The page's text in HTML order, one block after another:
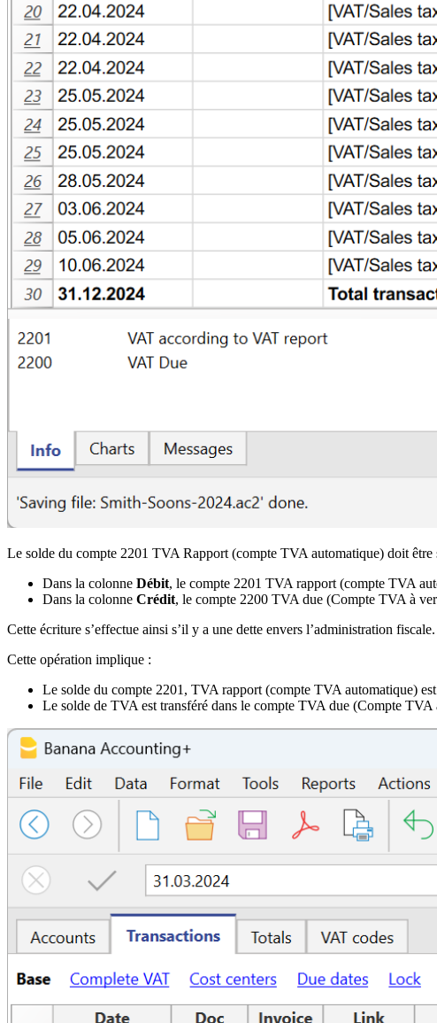
Le solde du compte 2201 TVA Rapport (compte TVA automatique) doit
Dans la colonne Débit, le compte 2201 TVA rapport (compte TVA
Dans la colonne Crédit, le compte 2200 TVA due (Compte TVA à
Cette écriture s’effectue ainsi s’il y a une dette envers l’administration
Cette opération implique :
Le solde du compte 2201, TVA rapport (compte TVA automatique)
Le solde de TVA est transféré dans le compte TVA due (Compte TVA